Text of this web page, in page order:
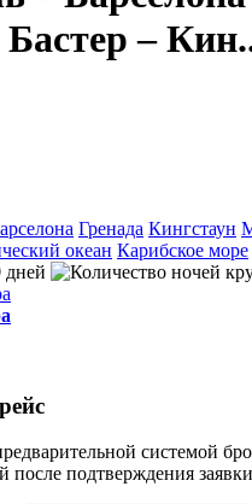
–
Гренада Кингстаун
океан Карибское море
дней
системой
после подтверждения